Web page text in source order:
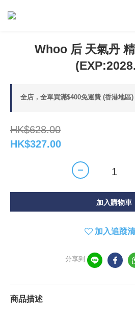
Whoo 后 天氣丹
全店，全單買滿$400免運費 (香港地區)
HK$628.00
HK$327.00
加入購物車
加入追蹤
分享到
商品描述